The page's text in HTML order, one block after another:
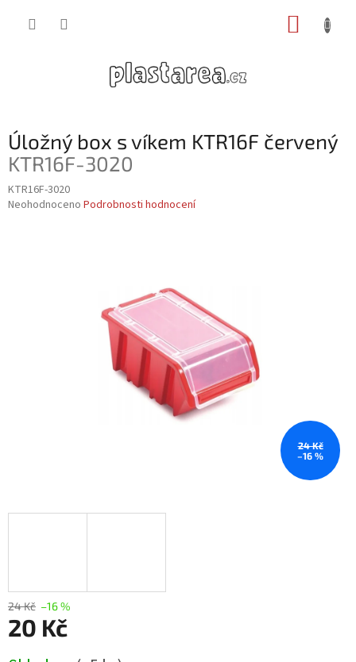
Úložný box s víkem KTR16F červený
KTR16F-3020
KTR16F-3020
Průměrné
Neohodnoceno Podrobnosti hodnocení
24 Kč
–16 %
24 Kč –16 %
20 Kč